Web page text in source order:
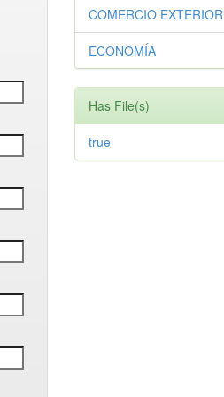
COMERCIO EXTERIOR
ECONOMÍA
Has File(s)
true